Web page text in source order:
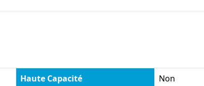
Haute Capacité
Non